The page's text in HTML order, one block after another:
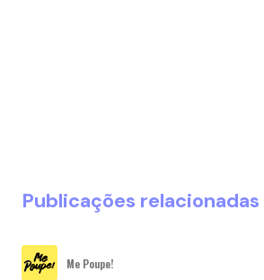
Publicações relacionadas
Me Poupe!